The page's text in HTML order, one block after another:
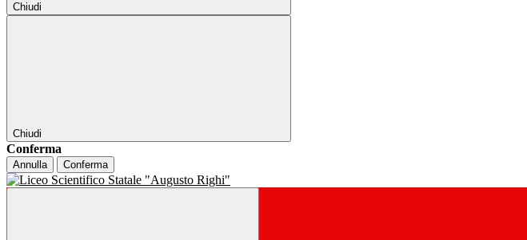
Chiudi
Chiudi
Conferma
Annulla Conferma